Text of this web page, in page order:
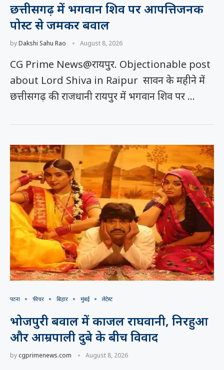
छत्तीसगढ़ में भगवान शिव पर आपत्तिजनक
पोस्ट से जमकर बवाल
byDakshi Sahu Rao August 8, 2026
CG Prime News@रायपुर. Objectionable post
about Lord Shiva in Raipur सावन के महीने में
छत्तीसगढ़ की राजधानी रायपुर में भगवान शिव पर …
पटना फीचर बिहार मुंबई लेटेस्ट
भोजपुरी बवाल में काजल राघवानी, निरहुआ
और आम्रपाली दुबे के बीच विवाद
bycgprimenews.com August 8, 2026